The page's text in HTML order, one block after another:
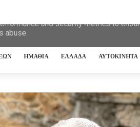
ΗΜΑΘΙΑ ΕΛΛΑΔΑ ΑΥΤΟΚΙΝΗΤΑ
and security metrics to
abuse.